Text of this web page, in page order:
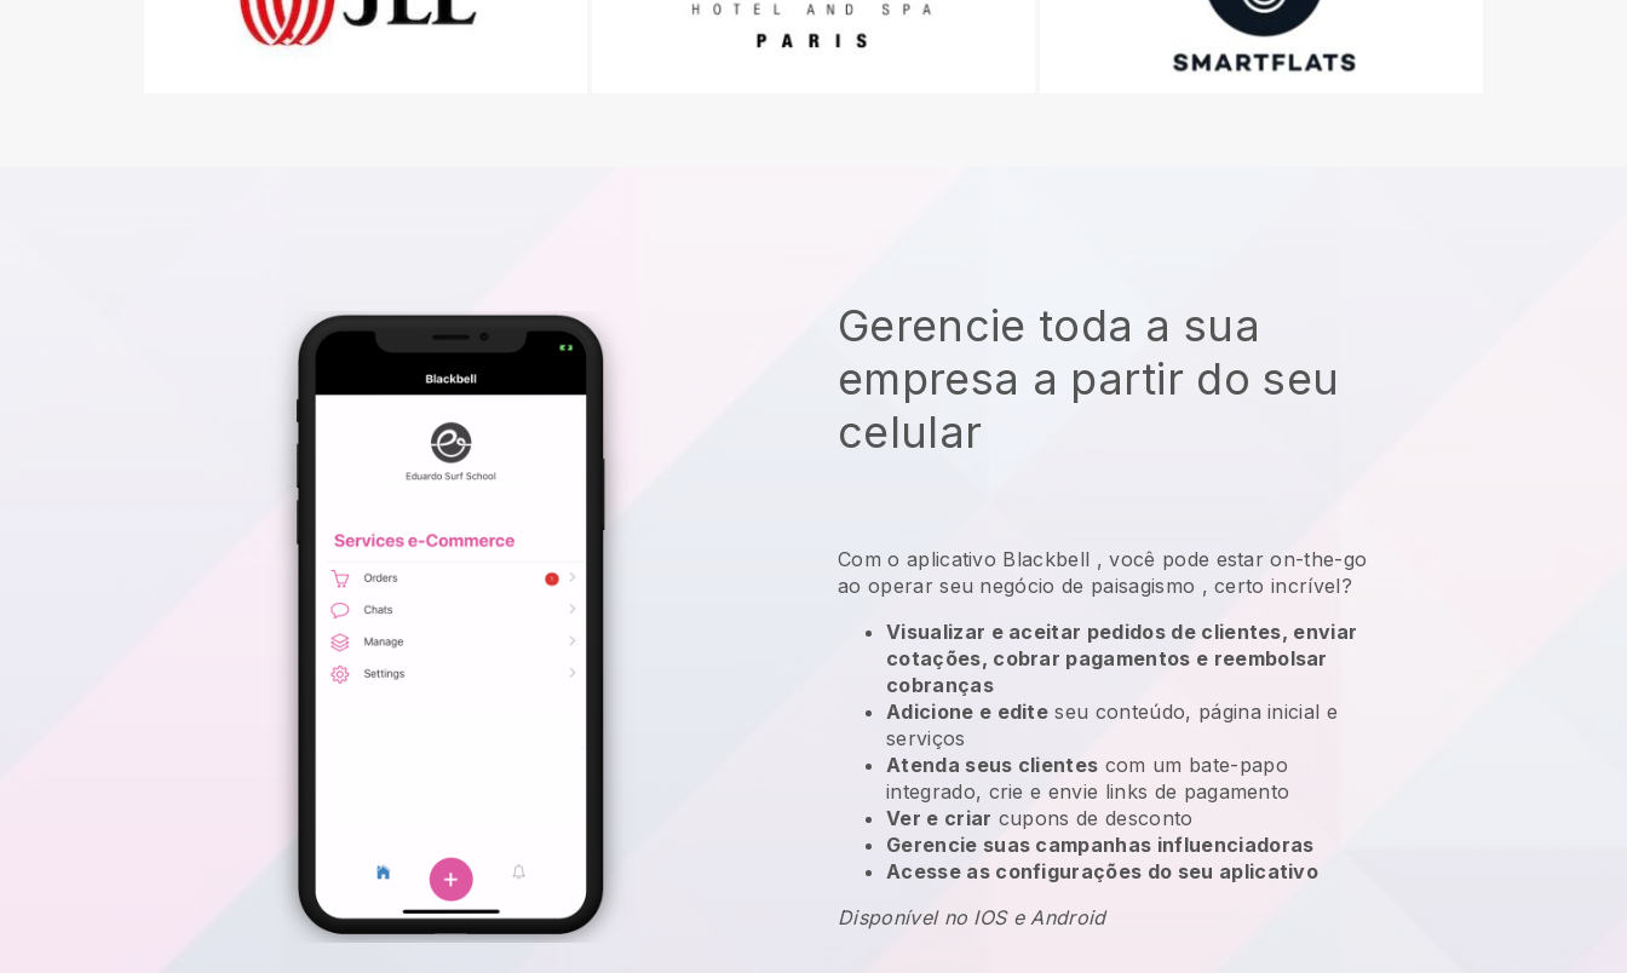
Gerencie toda a sua
empresa a partir do seu
celular
Com o aplicativo Blackbell ,você pode estar on-the-go
ao operar seu negócio de paisagismo , certo incrível?
Visualizar e aceitar pedidos de clientes, enviar
cotações, cobrar pagamentos e reembolsar
cobranças
Adicione e edite seu conteúdo, página inicial e
serviços
Atenda seus clientes com um bate-papo
integrado, crie e envie links de pagamento
Ver e criar cupons de desconto
Gerencie suas campanhas influenciadoras
Acesse as configurações do seu aplicativo
Disponível no IOS e Android